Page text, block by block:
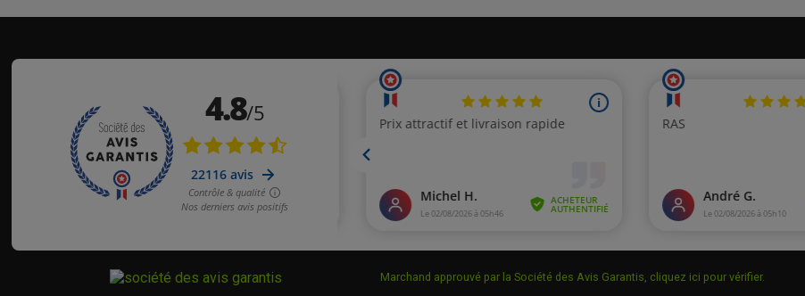
Marchand approuvé par la Société des Avis Garantis, cliquez ici pour vérifier.